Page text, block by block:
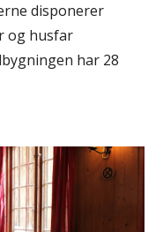
disponerer
og husfar
har 28